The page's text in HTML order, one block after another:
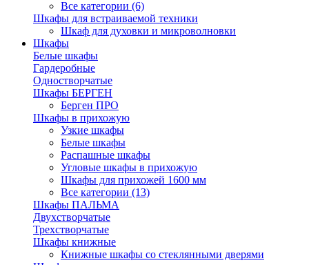
Все категории (6)
Шкафы для встраиваемой техники
Шкаф для духовки и микроволновки
Шкафы
Белые шкафы
Гардеробные
Одностворчатые
Шкафы БЕРГЕН
Берген ПРО
Шкафы в прихожую
Узкие шкафы
Белые шкафы
Распашные шкафы
Угловые шкафы в прихожую
Шкафы для прихожей 1600 мм
Все категории (13)
Шкафы ПАЛЬМА
Двухстворчатые
Трехстворчатые
Шкафы книжные
Книжные шкафы со стеклянными дверями